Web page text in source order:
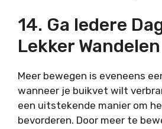
14. Ga Iedere
Lekker Wandelen
Meer bewegen is eveneens
wanneer je buikvet wilt
een uitstekende manier om
bevorderen. Door meer te